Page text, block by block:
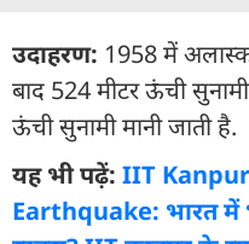
उदाहरण: 1958 में
बाद 524 मीटर ऊंची
ऊंची सुनामी मानी जाती है.
यह भी पढ़ें: IIT
Earthquake: भारत में